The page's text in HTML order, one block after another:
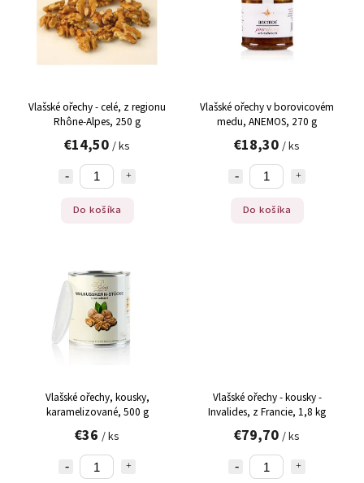
Vlašské ořechy - celé, z regionu
Rhône-Alpes, 250 g
€14,50 / ks
Do košíka
Vlašské ořechy v borovicovém
medu, ANEMOS, 270 g
€18,30 / ks
Do košíka
Vlašské ořechy, kousky,
karamelizované, 500 g
€36 / ks
Vlašské ořechy - kousky -
Invalides, z Francie, 1,8 kg
€79,70 / ks